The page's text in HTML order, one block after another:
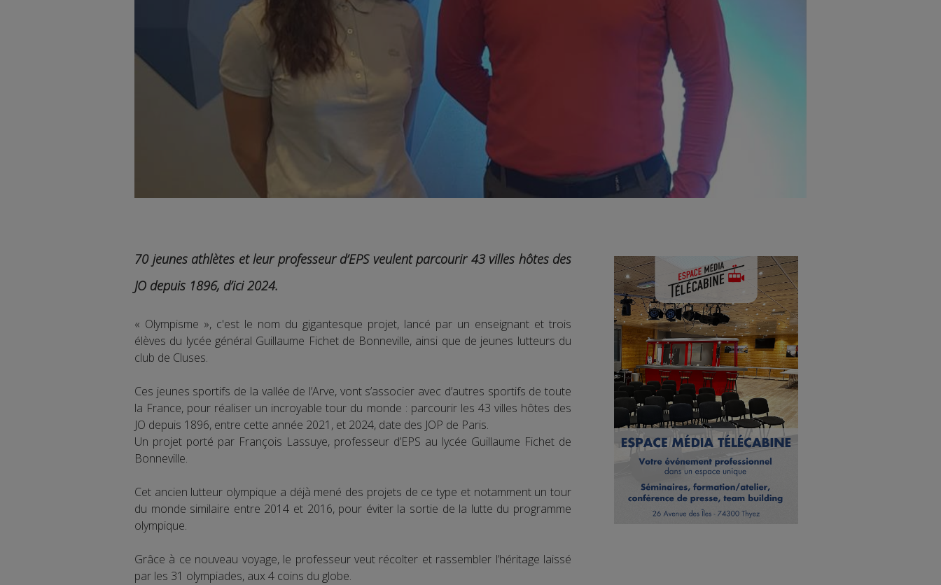
70 jeunes athlètes et leur professeur d’EPS veulent parcourir 43 villes hôtes des
JO depuis 1896, d’ici 2024.
« Olympisme », c'est le nom du gigantesque projet, lancé par un enseignant et trois
élèves du lycée général Guillaume Fichet de Bonneville, ainsi que de jeunes lutteurs du
club de Cluses.
Ces jeunes sportifs de la vallée de l’Arve, vont s’associer avec d’autres sportifs de toute
la France, pour réaliser un incroyable tour du monde : parcourir les 43 villes hôtes des
JO depuis 1896, entre cette année 2021, et 2024, date des JOP de Paris.
Un projet porté par François Lassuye, professeur d’EPS au lycée Guillaume Fichet de
Bonneville.
Cet ancien lutteur olympique a déjà mené des projets de ce type et notamment un tour
du monde similaire entre 2014 et 2016, pour éviter la sortie de la lutte du programme
olympique.
Grâce à ce nouveau voyage, le professeur veut récolter et rassembler l’héritage laissé
par les 31 olympiades, aux 4 coins du globe.